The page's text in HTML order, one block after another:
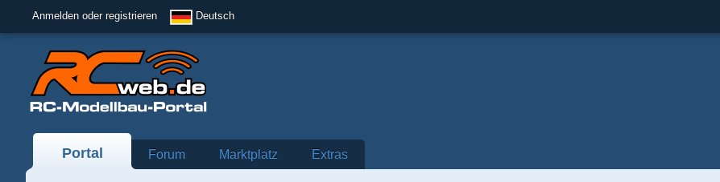
Anmelden oder registrieren Deutsch
Portal Forum Marktplatz Extras